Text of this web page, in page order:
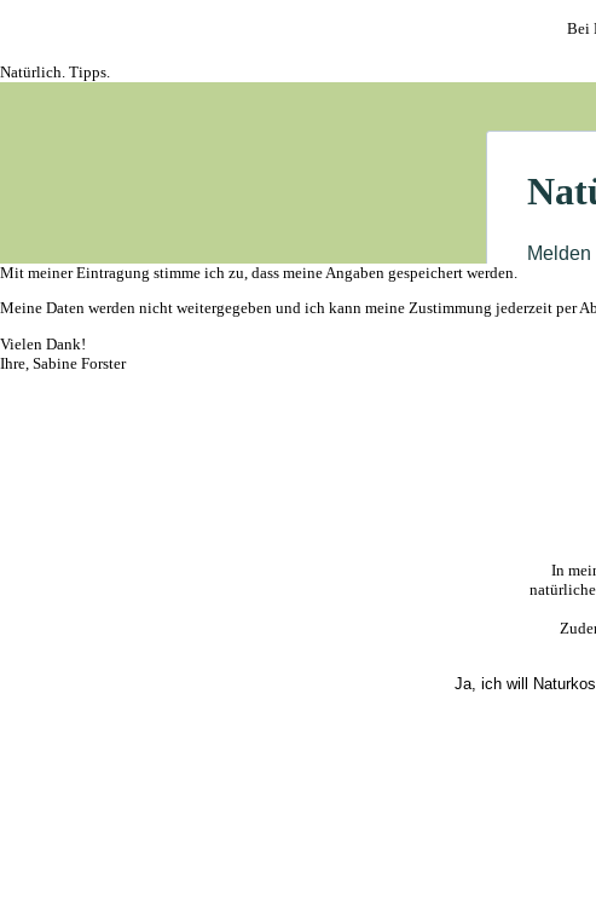
Bei
Natürlich. Tipps.
Mit meiner Eintragung stimme ich zu, dass meine Angaben gespeichert werden.
Meine Daten werden nicht weitergegeben und ich kann meine Zustimmung jederzeit per
Vielen Dank!
Ihre, Sabine Forster
In
Ja, ich will